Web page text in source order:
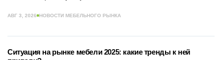
АВГ 3, 2026 НОВОСТИ МЕБЕЛЬНОГО РЫНКА
Ситуация на рынке мебели 2025: какие тренды к ней